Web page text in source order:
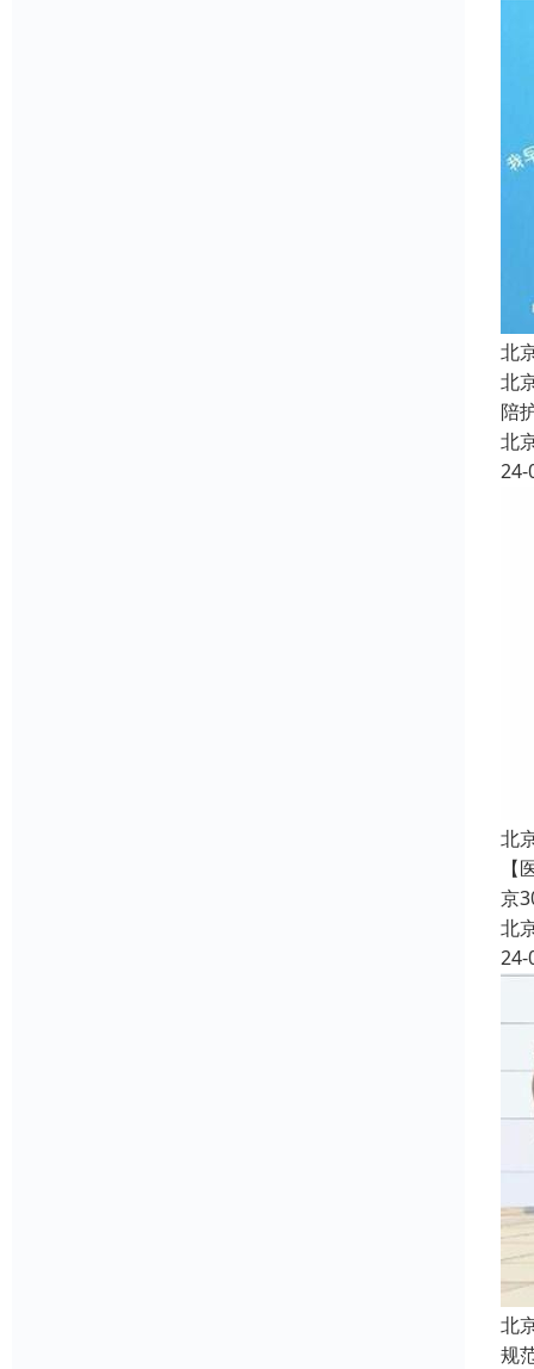
北
北
陪
北
24-
北
京
北
24-
北
规